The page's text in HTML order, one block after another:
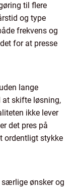
til flere
og type
frekvens og
for at presse
lange
at skifte løsning,
ikke lever
det pres på
ordentligt stykke
ønsker og